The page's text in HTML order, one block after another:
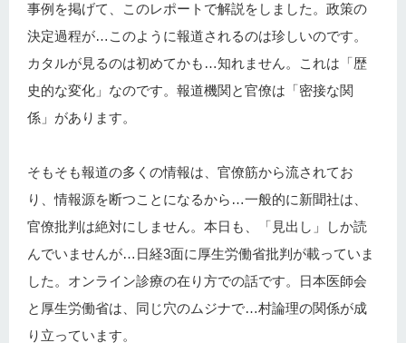
事例を掲げて、このレポートで解説をしました。政策の
決定過程が…このように報道されるのは珍しいのです。
カタルが見るのは初めてかも…知れません。これは「歴
史的な変化」なのです。報道機関と官僚は「密接な関
係」があります。
そもそも報道の多くの情報は、官僚筋から流されてお
り、情報源を断つことになるから…一般的に新聞社は、
官僚批判は絶対にしません。本日も、「見出し」しか読
んでいませんが…日経3面に厚生労働省批判が載っていま
した。オンライン診療の在り方での話です。日本医師会
と厚生労働省は、同じ穴のムジナで…村論理の関係が成
り立っています。